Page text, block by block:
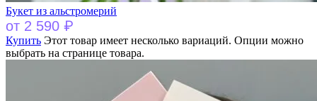
Букет из альстромерий
от 2 590 ₽
Купить Этот товар имеет несколько вариаций. Опции можно
выбрать на странице товара.